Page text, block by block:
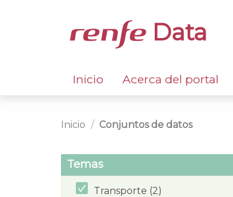
Data
Inicio Acerca del portal
Inicio Conjuntos de datos
Temas
Transporte (2)